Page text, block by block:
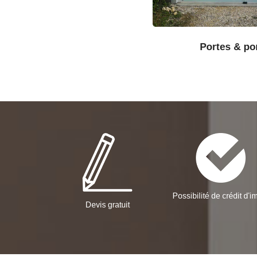
Portes &
Devis gratuit
Possibilité de crédit